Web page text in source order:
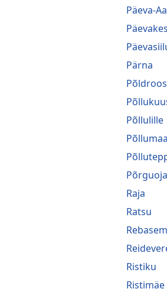
Päeva-
Pärna
Põllulille
Põllumaa
Põrguoja
Raja
Ratsu
Ristiku
Ristimäe